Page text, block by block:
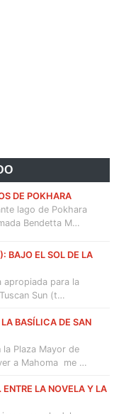
DE POKHARA
lago de Pokhara
Bendetta M…
BAJO EL SOL DE LA
apropiada para la
Sun (t…
BASÍLICA DE SAN
la Plaza Mayor de
a Mahoma me …
LA NOVELA Y LA